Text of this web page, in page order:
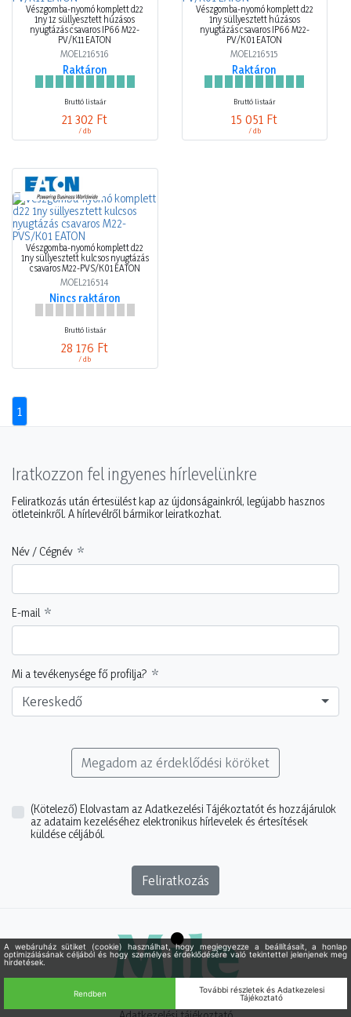
Vészgomba-nyomó komplett d22
1ny 1z süllyesztett húzásos
nyugtázás csavaros IP66 M22-
PV/K11 EATON
MOEL216516
Raktáron
Bruttó listaár
21 302 Ft
/ db
Vészgomba-nyomó komplett d22
1ny süllyesztett húzásos
nyugtázás csavaros IP66 M22-
PV/K01 EATON
MOEL216515
Raktáron
Bruttó listaár
15 051 Ft
/ db
Vészgomba-nyomó komplett d22
1ny süllyesztett kulcsos nyugtázás
csavaros M22-PVS/K01 EATON
MOEL216514
Nincs raktáron
Bruttó listaár
28 176 Ft
/ db
1
Iratkozzon fel ingyenes hírlevelünkre
Feliratkozás után értesülést kap az újdonságainkról, legújabb hasznos
ötleteinkről. A hírlevélről bármikor leiratkozhat.
Név / Cégnév
E-mail
Mi a tevékenysége fő profilja?
Kereskedő
Megadom az érdeklődési köröket
(Kötelező) Elolvastam az Adatkezelési Tájékoztatót és hozzájárulok
az adataim kezeléséhez elektronikus hírlevelek és értesítések
küldése céljából.
Feliratkozás